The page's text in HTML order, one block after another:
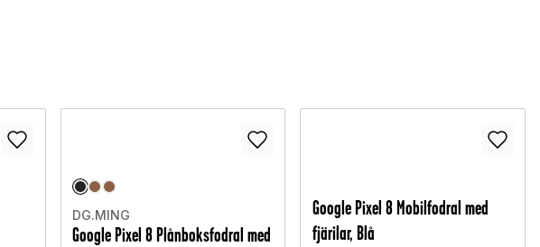
DG.MING
Google Pixel 8 Plånboksfodral med
Google Pixel 8 Mobilfodral med
fjärilar, Blå